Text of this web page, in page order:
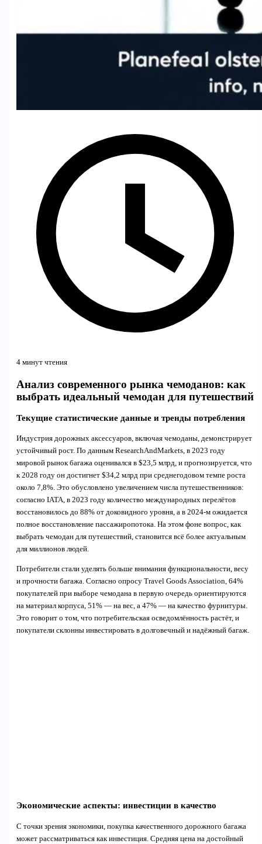
4 минут чтения
Анализ современного рынка чемоданов: как
выбрать идеальный чемодан для путешествий
Текущие статистические данные и тренды потребления
Индустрия дорожных аксессуаров, включая чемоданы, демонстрирует
устойчивый рост. По данным ResearchAndMarkets, в 2023 году
мировой рынок багажа оценивался в $23,5 млрд, и прогнозируется, что
к 2028 году он достигнет $34,2 млрд при среднегодовом темпе роста
около 7,8%. Это обусловлено увеличением числа путешественников:
согласно IATA, в 2023 году количество международных перелётов
восстановилось до 88% от доковидного уровня, а в 2024-м ожидается
полное восстановление пассажиропотока. На этом фоне вопрос, как
выбрать чемодан для путешествий, становится всё более актуальным
для миллионов людей.
Потребители стали уделять больше внимания функциональности, весу
и прочности багажа. Согласно опросу Travel Goods Association, 64%
покупателей при выборе чемодана в первую очередь ориентируются
на материал корпуса, 51% — на вес, а 47% — на качество фурнитуры.
Это говорит о том, что потребительская осведомлённость растёт, и
покупатели склонны инвестировать в долговечный и надёжный багаж.
Экономические аспекты: инвестиции в качество
С точки зрения экономики, покупка качественного дорожного багажа
может рассматриваться как инвестиция. Средняя цена на достойный